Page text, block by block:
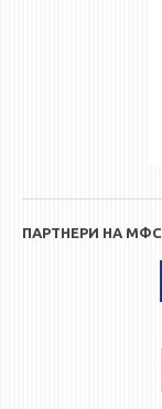
ПАРТНЕРИ НА МФС